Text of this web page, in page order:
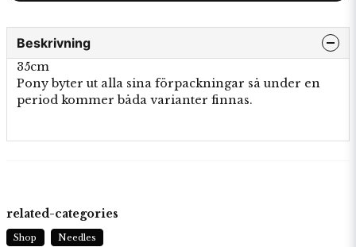
Beskrivning
35cm
Pony byter ut alla sina förpackningar så under en
period kommer båda varianter finnas.
related-categories
Shop Needles